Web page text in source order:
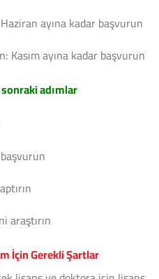
ayına kadar başvurun
Kasım ayına kadar başvurun
adımlar
araştırın
İçin Gerekli Şartlar